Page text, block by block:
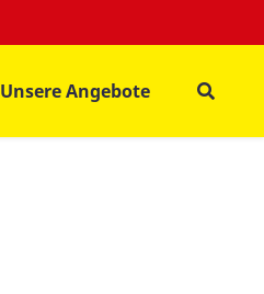
Unsere Angebote